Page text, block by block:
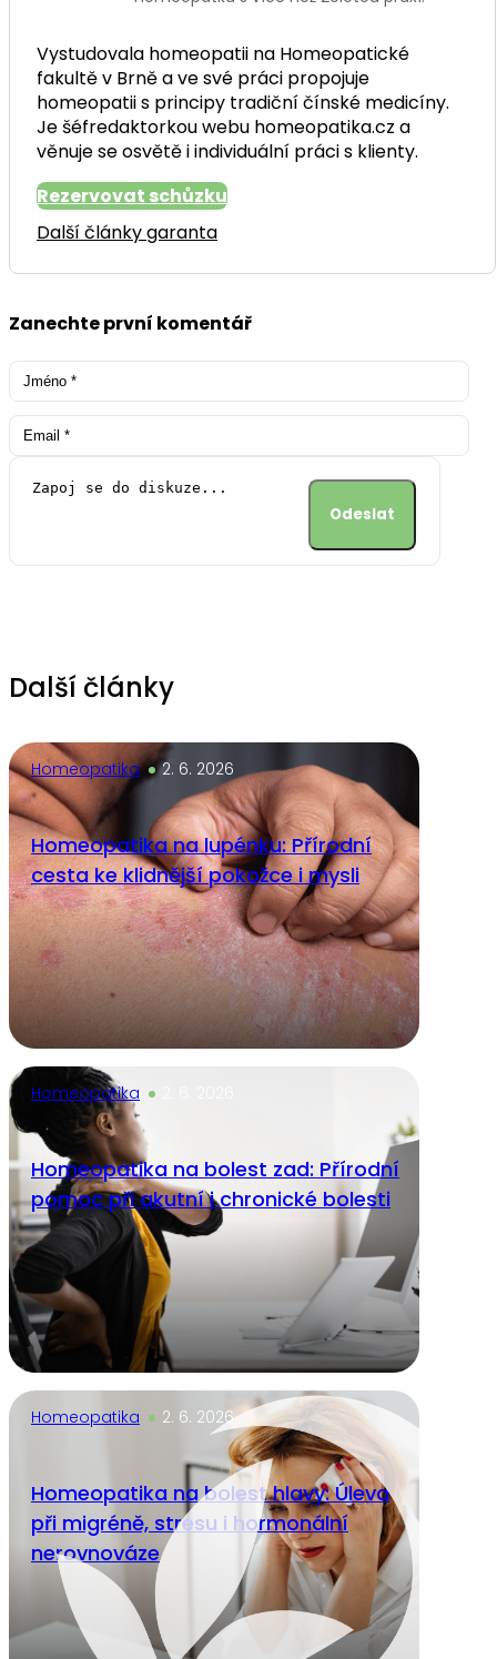
Vystudovala homeopatii na Homeopatické
fakultě v Brně a ve své práci propojuje
homeopatii s principy tradiční čínské medicíny.
Je šéfredaktorkou webu homeopatika.cz a
věnuje se osvětě i individuální práci s klienty.
Rezervovat schůzku
Další články garanta
Zanechte první komentář
Další články
Homeopatika 2. 6. 2026
Homeopatika na lupénku: Přírodní
cesta ke klidnější pokožce i mysli
Homeopatika
Homeopatika na bolest zad: Přírodní
pomoc při akutní i chronické bolesti
Homeopatika 2. 6. 2026
Homeopatika na bolest hlavy: Úleva
při migréně, stresu i hormonální
nerovnováze